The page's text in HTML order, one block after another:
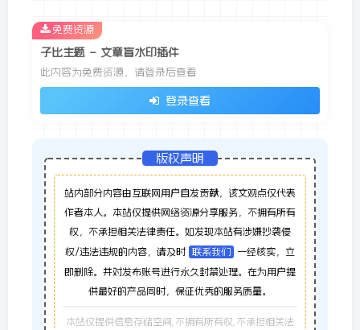
子比主题 – 文章盲水印插件
此内容为免费资源，请登录后查看
登录查看
免费资源
版权声明
站内部分内容由互联网用户自发贡献，该文观点仅代表
作者本人。本站仅提供网络资源分享服务，不拥有所有
权，不承担相关法律责任。如发现本站有涉嫌抄袭侵
权/违法违规的内容，请及时 联系我们 一经核实，立
即删除。并对发布账号进行永久封禁处理。在为用户提
供最好的产品同时，保证优秀的服务质量。
本站仅提供信息存储空间,不拥有所有权,不承担相关法